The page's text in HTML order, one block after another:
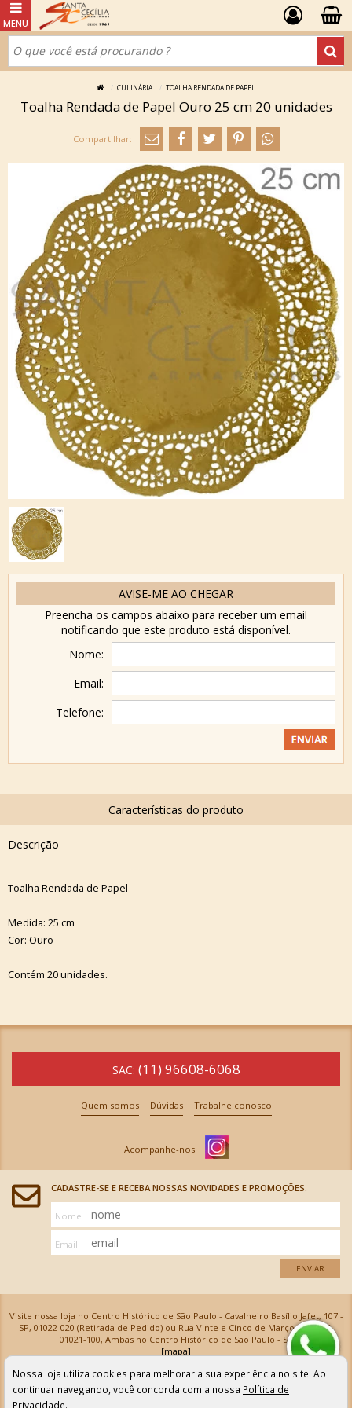
CULINÁRIA TOALHA RENDADA DE PAPEL
Toalha Rendada de Papel Ouro 25 cm 20 unidades
AVISE-ME AO CHEGAR
Preencha os campos abaixo para receber um email
notificando que este produto está disponível.
Nome:
Email:
Telefone:
Descrição
Toalha Rendada de Papel
Medida: 25 cm
Cor: Ouro
Contém 20 unidades.
SAC: (11) 96608-6068
Quem somos Dúvidas Trabalhe conosco
CADASTRE-SE E RECEBA NOSSAS NOVIDADES E PROMOÇÕES.
Nome
Email
ENVIAR
Visite nossa loja no Centro Histórico de São Paulo - Cavalheiro Basílio Jafet, 107 -
SP, 01022-020 (Retirada de Pedido) ou Rua Vinte e Cinco de Março, 576 - SP,
01021-100, Ambas no Centro Histórico de São Paulo - SP
[mapa]
Armarinhos Santa Cecília Ltda | CNPJ: 61.069.639/0001-18
Os preços e as condições de pagamento apresentadas na loja virtual não valem para nossa loja física e
podem sofrer alterações sem aviso prévio. Vendas com cartão de crédito sujeitas a análise e
confirmação de dados.
Nossa loja utiliza cookies para melhorar a sua experiência no site. Ao
continuar navegando, você concorda com a nossa Política de
Privacidade.